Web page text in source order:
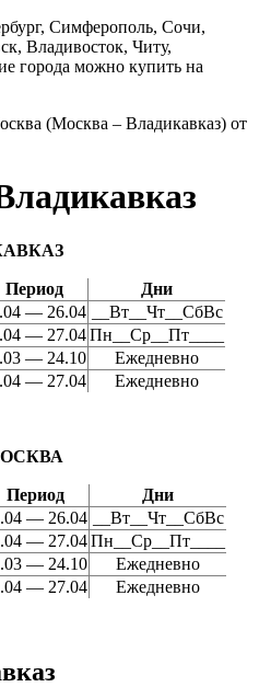
Симферополь, Сочи,
Владивосток, Читу,
города можно купить на
(Москва – Владикавказ) от
Период
Дни
— 26.04
__Вт__Чт__СбВс
— 27.04Пн__Ср__Пт____
— 24.10
Ежедневно
— 27.04 Ежедневно
Период
Дни
— 26.04
__Вт__Чт__СбВс
— 27.04Пн__Ср__Пт____
— 24.10
Ежедневно
— 27.04 Ежедневно